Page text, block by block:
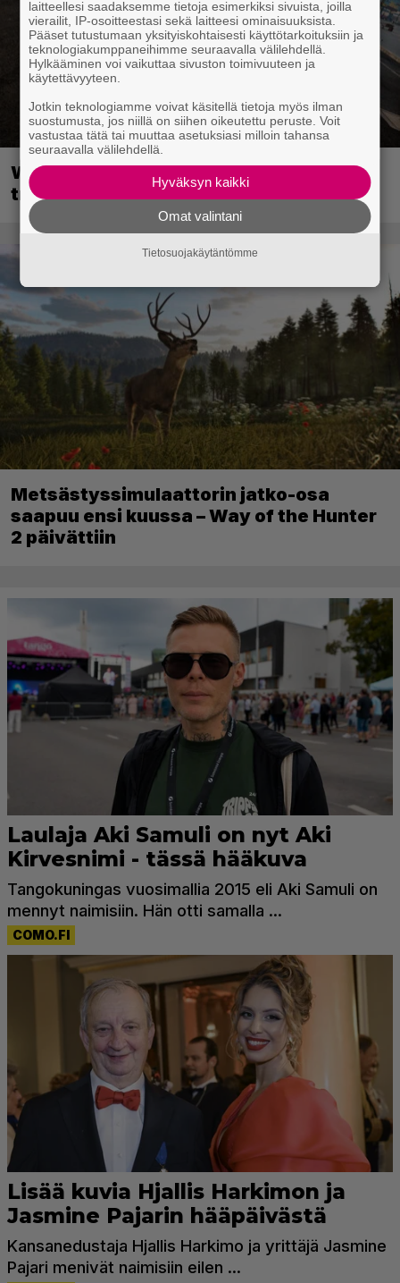
Wreckfest 2 sai rallienglannintäyteisen
trailerin
Metsästyssimulaattorin jatko-osa
saapuu ensi kuussa – Way of the Hunter
2 päivättiin
laitteellesi saadaksemme tietoja esimerkiksi sivuista, joilla
vierailit, IP-osoitteestasi sekä laitteesi ominaisuuksista.
Pääset tutustumaan yksityiskohtaisesti käyttötarkoituksiin ja
teknologiakumppaneihimme seuraavalla välilehdellä.
Hylkääminen voi vaikuttaa sivuston toimivuuteen ja
käytettävyyteen.
Jotkin teknologiamme voivat käsitellä tietoja myös ilman
suostumusta, jos niillä on siihen oikeutettu peruste. Voit
vastustaa tätä tai muuttaa asetuksiasi milloin tahansa
seuraavalla välilehdellä.
Hyväksyn kaikki
Omat valintani
Tietosuojakäytäntömme